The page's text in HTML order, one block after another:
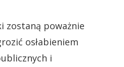
zostaną poważnie
osłabieniem
i